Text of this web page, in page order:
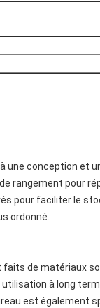
une conception et
rangement pour
pour faciliter le
ordonné.
de matériaux
à long
est également